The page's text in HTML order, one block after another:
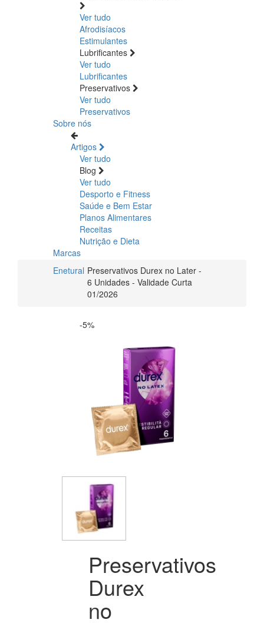
Ver tudo
Afrodisíacos
Estimulantes
Lubrificantes
Ver tudo
Lubrificantes
Preservativos
Ver tudo
Preservativos
Sobre nós
Artigos
Ver tudo
Blog
Ver tudo
Desporto e Fitness
Saúde e Bem Estar
Planos Alimentares
Receitas
Nutrição e Dieta
Marcas
Enetural Preservativos Durex no Later -
6 Unidades - Validade Curta
01/2026
-5%
Preservativos
Durex
no